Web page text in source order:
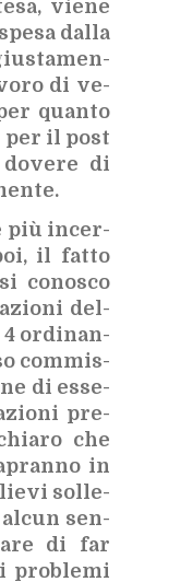
vie­ne
dal­la
di ve­
quan­to
il post
di
più in­cer­
il fat­to
co­no­sco
del­
4 or­di­nan­
com­mis­
di es­se­
pre­
che
in
sol­le­
al­cun sen­
di far
pro­ble­mi